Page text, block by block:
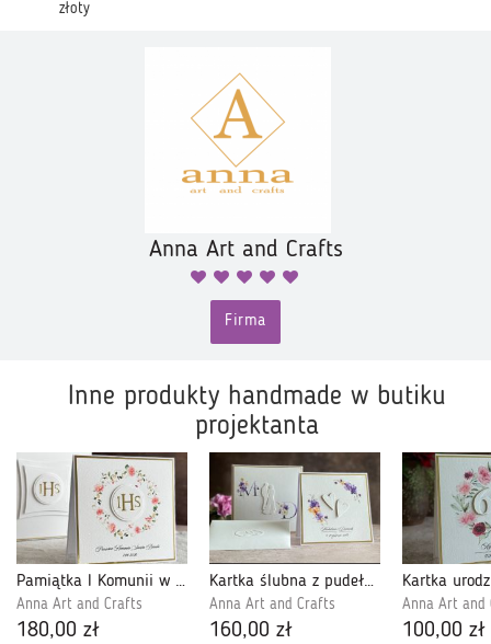
złoty
Anna Art and Crafts
Firma
Inne produkty handmade w butiku
projektanta
Pamiątka I Komunii w pudełku z kopertą, 103
Anna Art and Crafts
180,00 zł
Kartka ślubna z pudełkiem i kopertą, WA 63E
Anna Art and Crafts
160,00 zł
Anna Art and
100,00 zł